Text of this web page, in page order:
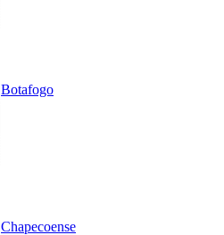
Botafogo
Chapecoense